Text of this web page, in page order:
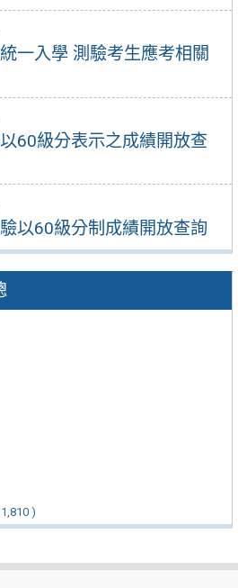
一入學 測驗考生應考相關
60級分表示之成績開放查
以60級分制成績開放查詢
)